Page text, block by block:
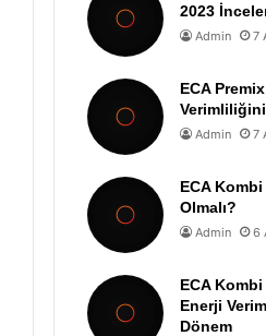
2023
Admin 7
ECA
Admin 7
ECA Kombi
Olmalı?
Admin 6
ECA
Enerji
Dönem